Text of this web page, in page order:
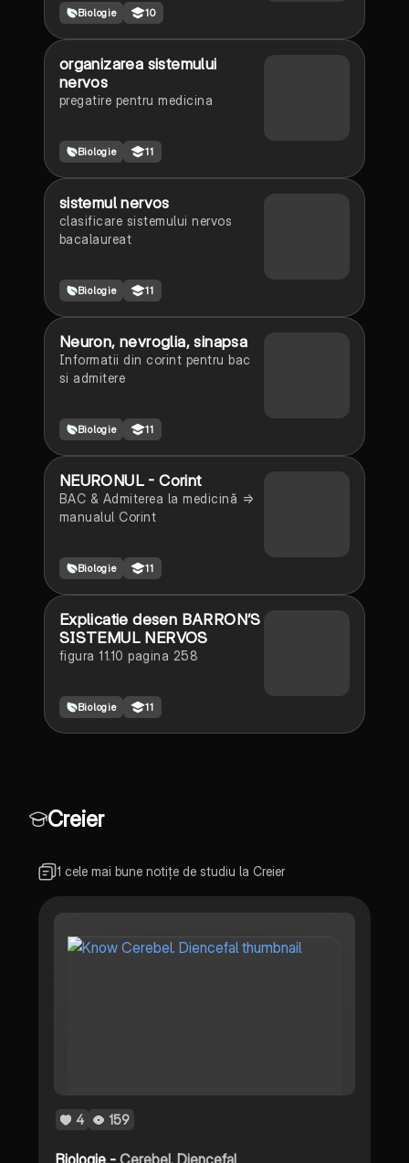
Biologie 10
organizarea sistemului
nervos
pregatire pentru medicina
Biologie 11
sistemul nervos
clasificare sistemului nervos
bacalaureat
Biologie 11
Neuron, nevroglia, sinapsa
Informatii din corint pentru bac
si admitere
Biologie 11
NEURONUL - Corint
BAC & Admiterea la medicină =>
manualul Corint
Biologie 11
Explicatie desen BARRON’S
SISTEMUL NERVOS
figura 11.10 pagina 258
Biologie 11
Creier
1 cele mai bune notițe de studiu la Creier
4 159
Biologie -Cerebel. Diencefal